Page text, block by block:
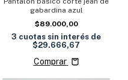
gabardina azul
$89.000,00
3 cuotas sin interés de
$29.666,67
Comprar